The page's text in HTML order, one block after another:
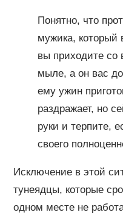
Понятно, что
мужика, который
вы приходите со
мыле, а он вас
ему ужин
раздражает, но
руки и терпите,
своего
Исключение в этой
тунеядцы, которые
одном месте не